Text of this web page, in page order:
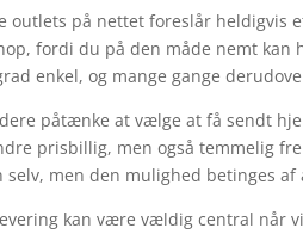
outlets på nettet foreslår heldigvis
fordi du på den måde nemt
enkel, og mange gange
påtænke at vælge at få sendt
prisbillig, men også temmelig
selv, men den mulighed betinges
kan være vældig central når